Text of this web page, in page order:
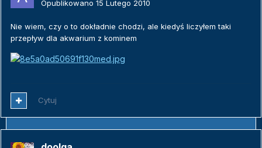
Opublikowano 15 Lutego 2010
Nie wiem, czy o to dokładnie chodzi, ale kiedyś liczyłem taki
przepływ dla akwarium z kominem
Cytuj